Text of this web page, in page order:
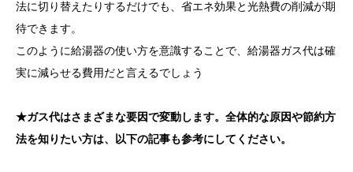
法に切り替えたりするだけでも、省エネ効果と光熱費の削減が期
待できます。
このように給湯器の使い方を意識することで、給湯器ガス代は確
実に減らせる費用だと言えるでしょう
★ガス代はさまざまな要因で変動します。全体的な原因や節約方
法を知りたい方は、以下の記事も参考にしてください。